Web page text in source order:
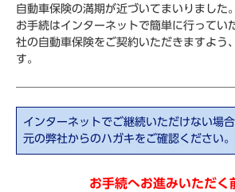
自動車保険の満期が近づいてまいりました。
お手続はインターネットで簡単に行ってい
社の自動車保険をご契約いただきますよう
す。
インターネットでご継続いただけない場
元の弊社からのハガキをご確認ください。
お手続へお進みいただく